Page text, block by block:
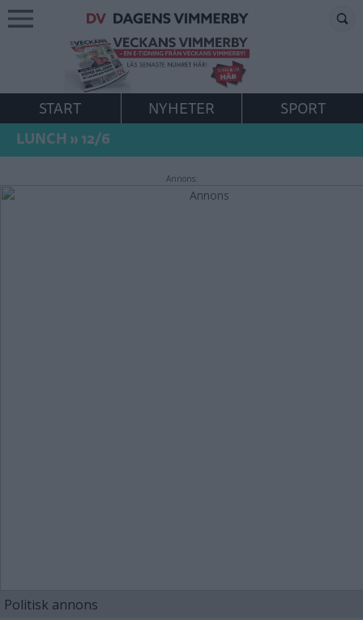
START NYHETER
SPORT
LUNCH »12/6
Annons:
Politisk annons